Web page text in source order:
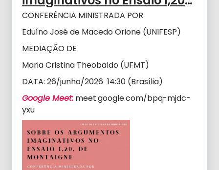
de Montaigne
CONFERÊNCIA MINISTRADA POR
Eduíno José de Macedo Orione (UNIFESP)
MEDIAÇÃO DE
Maria Cristina Theobaldo (UFMT)
DATA: 26/junho/2026 14:30 (Brasília)
Google Meet: meet.google.com/bpq-mjdc-
yxu